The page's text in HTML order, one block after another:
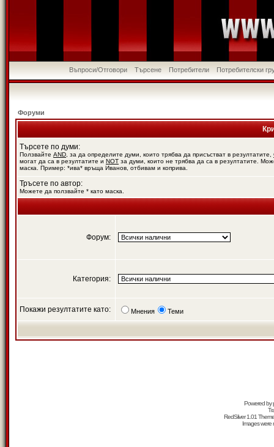
Въпроси/Отговори Търсене Потребители Потребителски
Форуми
Търсете по думи:
Ползвайте AND , за да определите думи, които трябва да присъстват в резултатите,
могат да са в резултатите и NOT за думи, които не трябва да са в резултатите.
маска. Пример: *ива* връща Иванов, отбивам и коприва.
Тръсете по автор:
Можете да ползвайте * като маска.
Форум:
Категория:
Покажи резултатите като: Мнения Теми
Powered by
RedSilver 1.01
Images were